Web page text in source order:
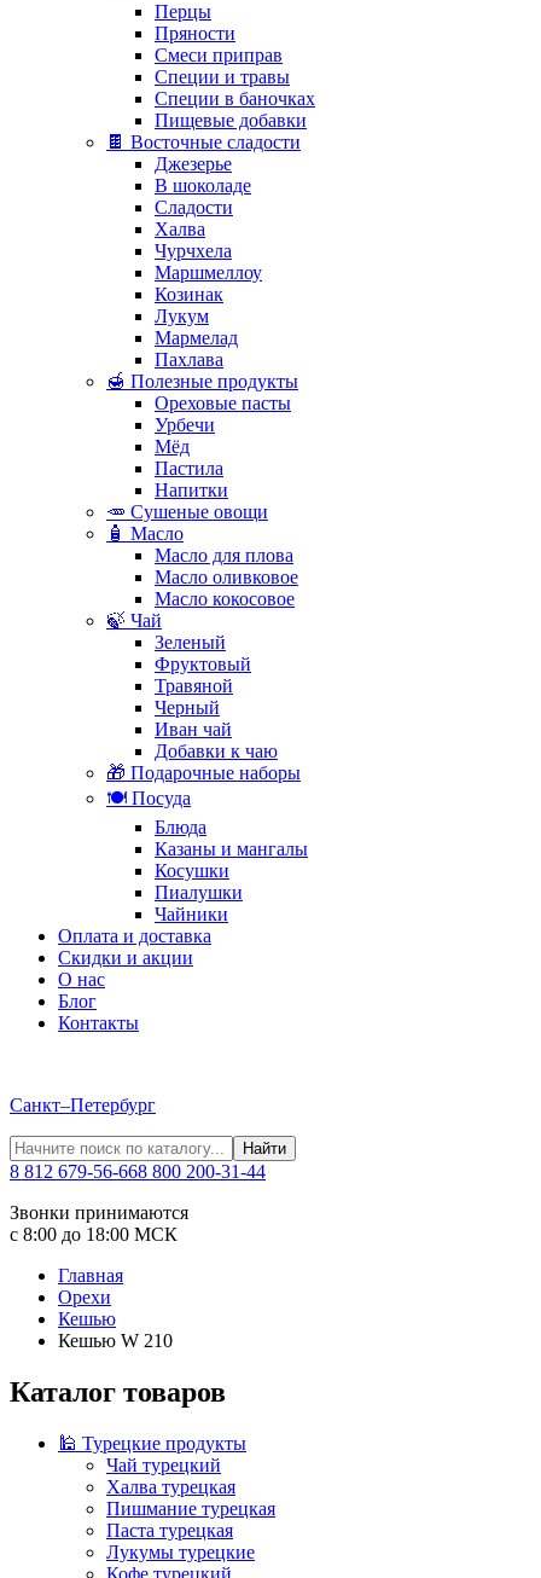
Перцы
Пряности
Смеси приправ
Специи и травы
Специи в баночках
Пищевые добавки
🍫 Восточные сладости
Джезерье
В шоколаде
Сладости
Халва
Чурчхела
Маршмеллоу
Козинак
Лукум
Мармелад
Пахлава
🍯 Полезные продукты
Ореховые пасты
Урбечи
Мёд
Пастила
Напитки
🥕 Сушеные овощи
🧴 Масло
Масло для плова
Масло оливковое
Масло кокосовое
🍃 Чай
Зеленый
Фруктовый
Травяной
Черный
Иван чай
Добавки к чаю
🎁 Подарочные наборы
🍽️ Посуда
Блюда
Казаны и мангалы
Косушки
Пиалушки
Чайники
Оплата и доставка
Скидки и акции
О нас
Блог
Контакты
Санкт–Петербург
Найти
8 812 679-56-668 800 200-31-44
Звонки принимаются
с 8:00 до 18:00 МСК
Главная
Орехи
Кешью
Кешью W 210
Каталог товаров
🕌 Турецкие продукты
Чай турецкий
Халва турецкая
Пишмание турецкая
Паста турецкая
Лукумы турецкие
Кофе турецкий